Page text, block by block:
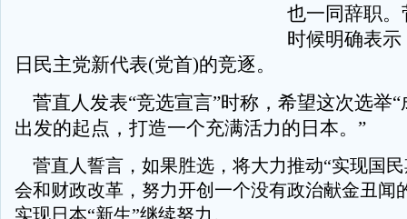
也一同辞职
时候明确表
日民主党新代表(党首)的竞逐。
菅直人发表“竞选宣言”时称，希望这次选举
出发的起点，打造一个充满活力的日本。”
菅直人誓言，如果胜选，将大力推动“实现国
会和财政改革，努力开创一个没有政治献金丑闻
实现日本“新生”继续努力。